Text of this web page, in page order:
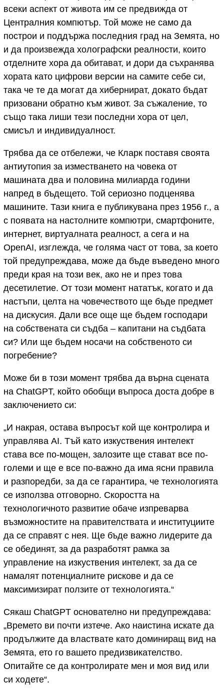
всеки аспект от живота им се предвижда от
Централния компютър. Той може не само да
построи и поддържа последния град на Земята, но
и да произвежда холографски реалности, които
отделните хора да обитават, и дори да съхранява
хората като цифрови версии на самите себе си,
така че те да могат да хибернират, докато бъдат
призовани обратно към живот. За съжаление, то
също така лиши тези последни хора от цел,
смисъл и индивидуалност.
Трябва да се отбележи, че Кларк поставя своята
антиутопия за изместването на човека от
машината два и половина милиарда години
напред в бъдещето. Той сериозно подценява
машините. Тази книга е публикувана през 1956 г., а
с появата на настолните компютри, смартфоните,
интернет, виртуалната реалност, а сега и на
OpenAI, изглежда, че голяма част от това, за което
той предупреждава, може да бъде въведено много
преди края на този век, ако не и през това
десетилетие. От този момент нататък, когато и да
настъпи, целта на човечеството ще бъде предмет
на дискусия. Дали все още ще бъдем господари
на собствената си съдба – капитани на съдбата
си? Или ще бъдем носачи на собственото си
погребение?
Може би в този момент трябва да върна сцената
на ChatGPT, който обобщи въпроса доста добре в
заключението си:
„И накрая, остава въпросът кой ще контролира и
управлява AI. Тъй като изкуствения интелект
става все по-мощен, залозите ще стават все по-
големи и ще е все по-важно да има ясни правила
и разпоредби, за да се гарантира, че технологията
се използва отговорно. Скоростта на
технологичното развитие обаче изпреварва
възможностите на правителствата и институциите
да се справят с нея. Ще бъде важно лидерите да
се обединят, за да разработят рамка за
управление на изкуствения интелект, за да се
намалят потенциалните рискове и да се
максимизират ползите от технологията.“
Сякаш ChatGPT основателно ни предупреждава:
„Времето ви почти изтече. Ако наистина искате да
продължите да властвате като доминиращ вид на
Земята, ето го вашето предизвикателство.
Опитайте се да контролирате мен и моя вид или
си ходете“.